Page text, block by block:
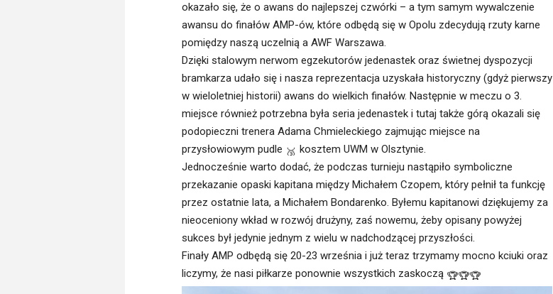
okazało się, że o awans do najlepszej czwórki – a tym samym wywalczenie
awansu do finałów AMP-ów, które odbędą się w Opolu zdecydują rzuty karne
pomiędzy naszą uczelnią a AWF Warszawa.
Dzięki stalowym nerwom egzekutorów jedenastek oraz świetnej dyspozycji
bramkarza udało się i nasza reprezentacja uzyskała historyczny (gdyż pierwszy
w wieloletniej historii) awans do wielkich finałów. Następnie w meczu o 3.
miejsce również potrzebna była seria jedenastek i tutaj także górą okazali się
podopieczni trenera Adama Chmieleckiego zajmując miejsce na
przysłowiowym pudle
kosztem UWM w Olsztynie.
Jednocześnie warto dodać, że podczas turnieju nastąpiło symboliczne
przekazanie opaski kapitana między Michałem Czopem, który pełnił ta funkcję
przez ostatnie lata, a Michałem Bondarenko. Byłemu kapitanowi dziękujemy za
nieoceniony wkład w rozwój drużyny, zaś nowemu, żeby opisany powyżej
sukces był jedynie jednym z wielu w nadchodzącej przyszłości.
Finały AMP odbędą się 20-23 września i już teraz trzymamy mocno kciuki oraz
liczymy, że nasi piłkarze ponownie wszystkich zaskoczą